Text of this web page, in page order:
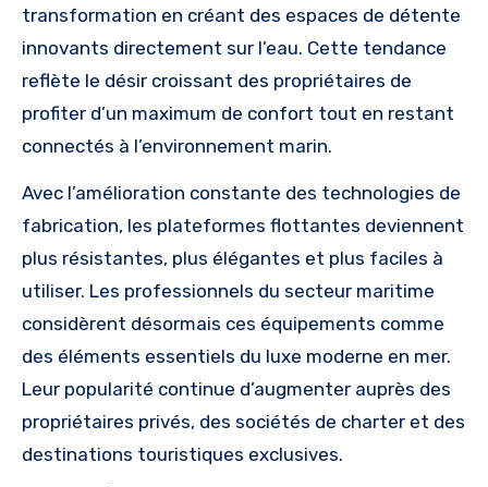
transformation en créant des espaces de détente
innovants directement sur l’eau. Cette tendance
reflète le désir croissant des propriétaires de
profiter d’un maximum de confort tout en restant
connectés à l’environnement marin.
Avec l’amélioration constante des technologies de
fabrication, les plateformes flottantes deviennent
plus résistantes, plus élégantes et plus faciles à
utiliser. Les professionnels du secteur maritime
considèrent désormais ces équipements comme
des éléments essentiels du luxe moderne en mer.
Leur popularité continue d’augmenter auprès des
propriétaires privés, des sociétés de charter et des
destinations touristiques exclusives.